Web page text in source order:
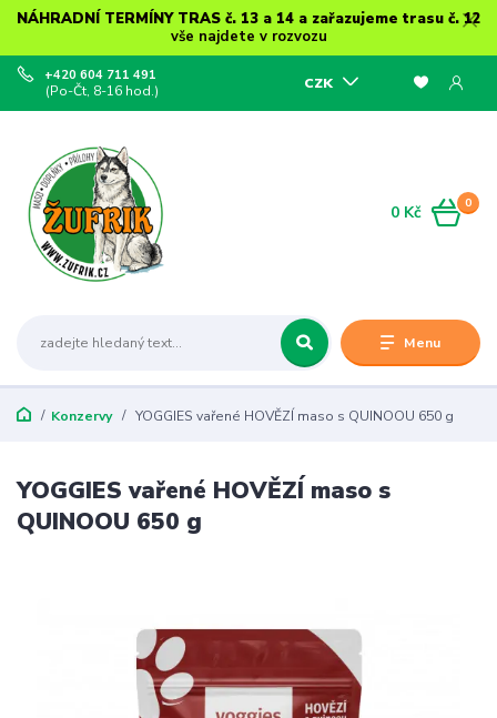
NÁHRADNÍ TERMÍNY TRAS č. 13 a 14 a zařazujeme trasu č. 12
vše najdete v rozvozu
Menu
CZK
+420 604 711 491
(Po-Čt, 8-16 hod.)
0
0 Kč
Konzervy YOGGIES vařené HOVĚZÍ maso s QUINOOU 650 g
YOGGIES vařené HOVĚZÍ maso s
QUINOOU 650 g